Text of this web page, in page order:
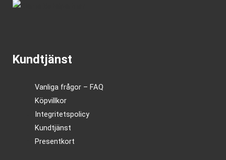
Kundtjänst
Vanliga frågor – FAQ
Köpvillkor
Integritetspolicy
Kundtjänst
Presentkort